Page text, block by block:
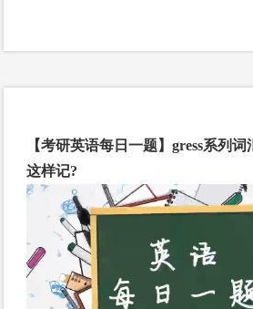
【考研英语每日一题】gress系列
这样记?